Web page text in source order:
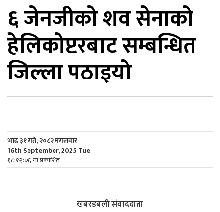
६ जेनजीकाे शव सेनाको
हेलिकोप्टरबाट सम्बन्धित
जिल्ला पठाइयो
भाद्र ३१ गते, २०८२ मगलवार
16th September, 2025 Tue
१८:१२:०६ मा प्रकाशित
खबरडबली संवाददाता